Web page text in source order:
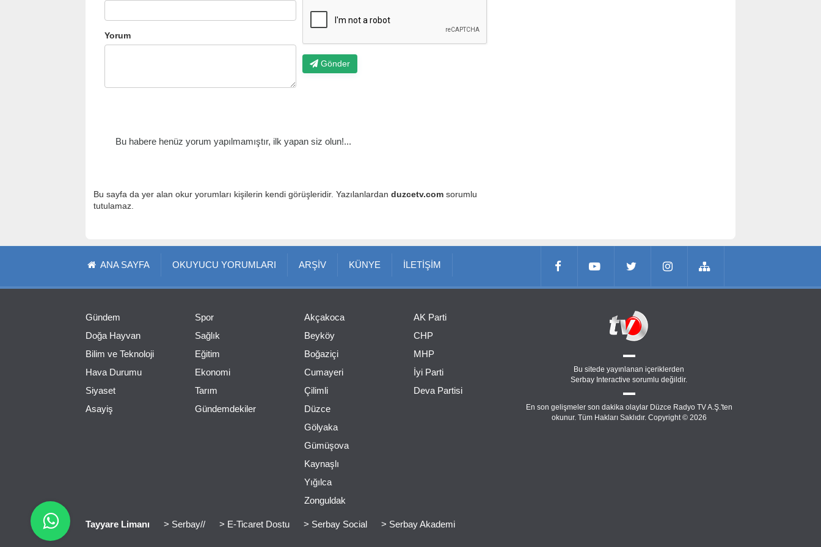
Yorum
Gönder
Bu habere henüz yorum yapılmamıştır, ilk yapan siz olun!...
Bu sayfa da yer alan okur yorumları kişilerin kendi görüşleridir. Yazılanlardan duzcetv.com sorumlu
tutulamaz.
ANA SAYFA OKUYUCU YORUMLARI ARŞİV KÜNYE İLETİŞİM
Gündem
Doğa Hayvan
Bilim ve Teknoloji
Hava Durumu
Siyaset
Asayiş
Spor
Sağlık
Eğitim
Ekonomi
Tarım
Gündemdekiler
Akçakoca
Beyköy
Boğaziçi
Cumayeri
Çilimli
Düzce
Gölyaka
Gümüşova
Kaynaşlı
Yığılca
Zonguldak
AK Parti
CHP
MHP
İyi Parti
Deva Partisi
Bu sitede yayınlanan içeriklerden
Serbay Interactive sorumlu değildir.
En son gelişmeler son dakika olaylar Düzce Radyo TV A.Ş.'ten
okunur. Tüm Hakları Saklıdır. Copyright © 2026
Tayyare Limanı > Serbay// > E-Ticaret Dostu > Serbay Social > Serbay Akademi